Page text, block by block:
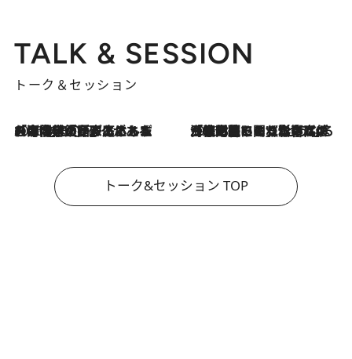
TALK & SESSION
トーク＆セッション
2026.8.3
「今後値上げがあるとすれば…」「リスクがあるのは今年の冬」エネルギー専門家が語る、ホルムズ海峡封鎖が家庭にもたらす“ある心配” 2026.8.3
「住宅建てられない…」「サーチャージ料の高値が続いている」ホルムズ海峡封鎖による影響はいつまで続く？《エネルギー専門家に聞く“どうなる日本の暮らし”》
トーク&セッション TOP